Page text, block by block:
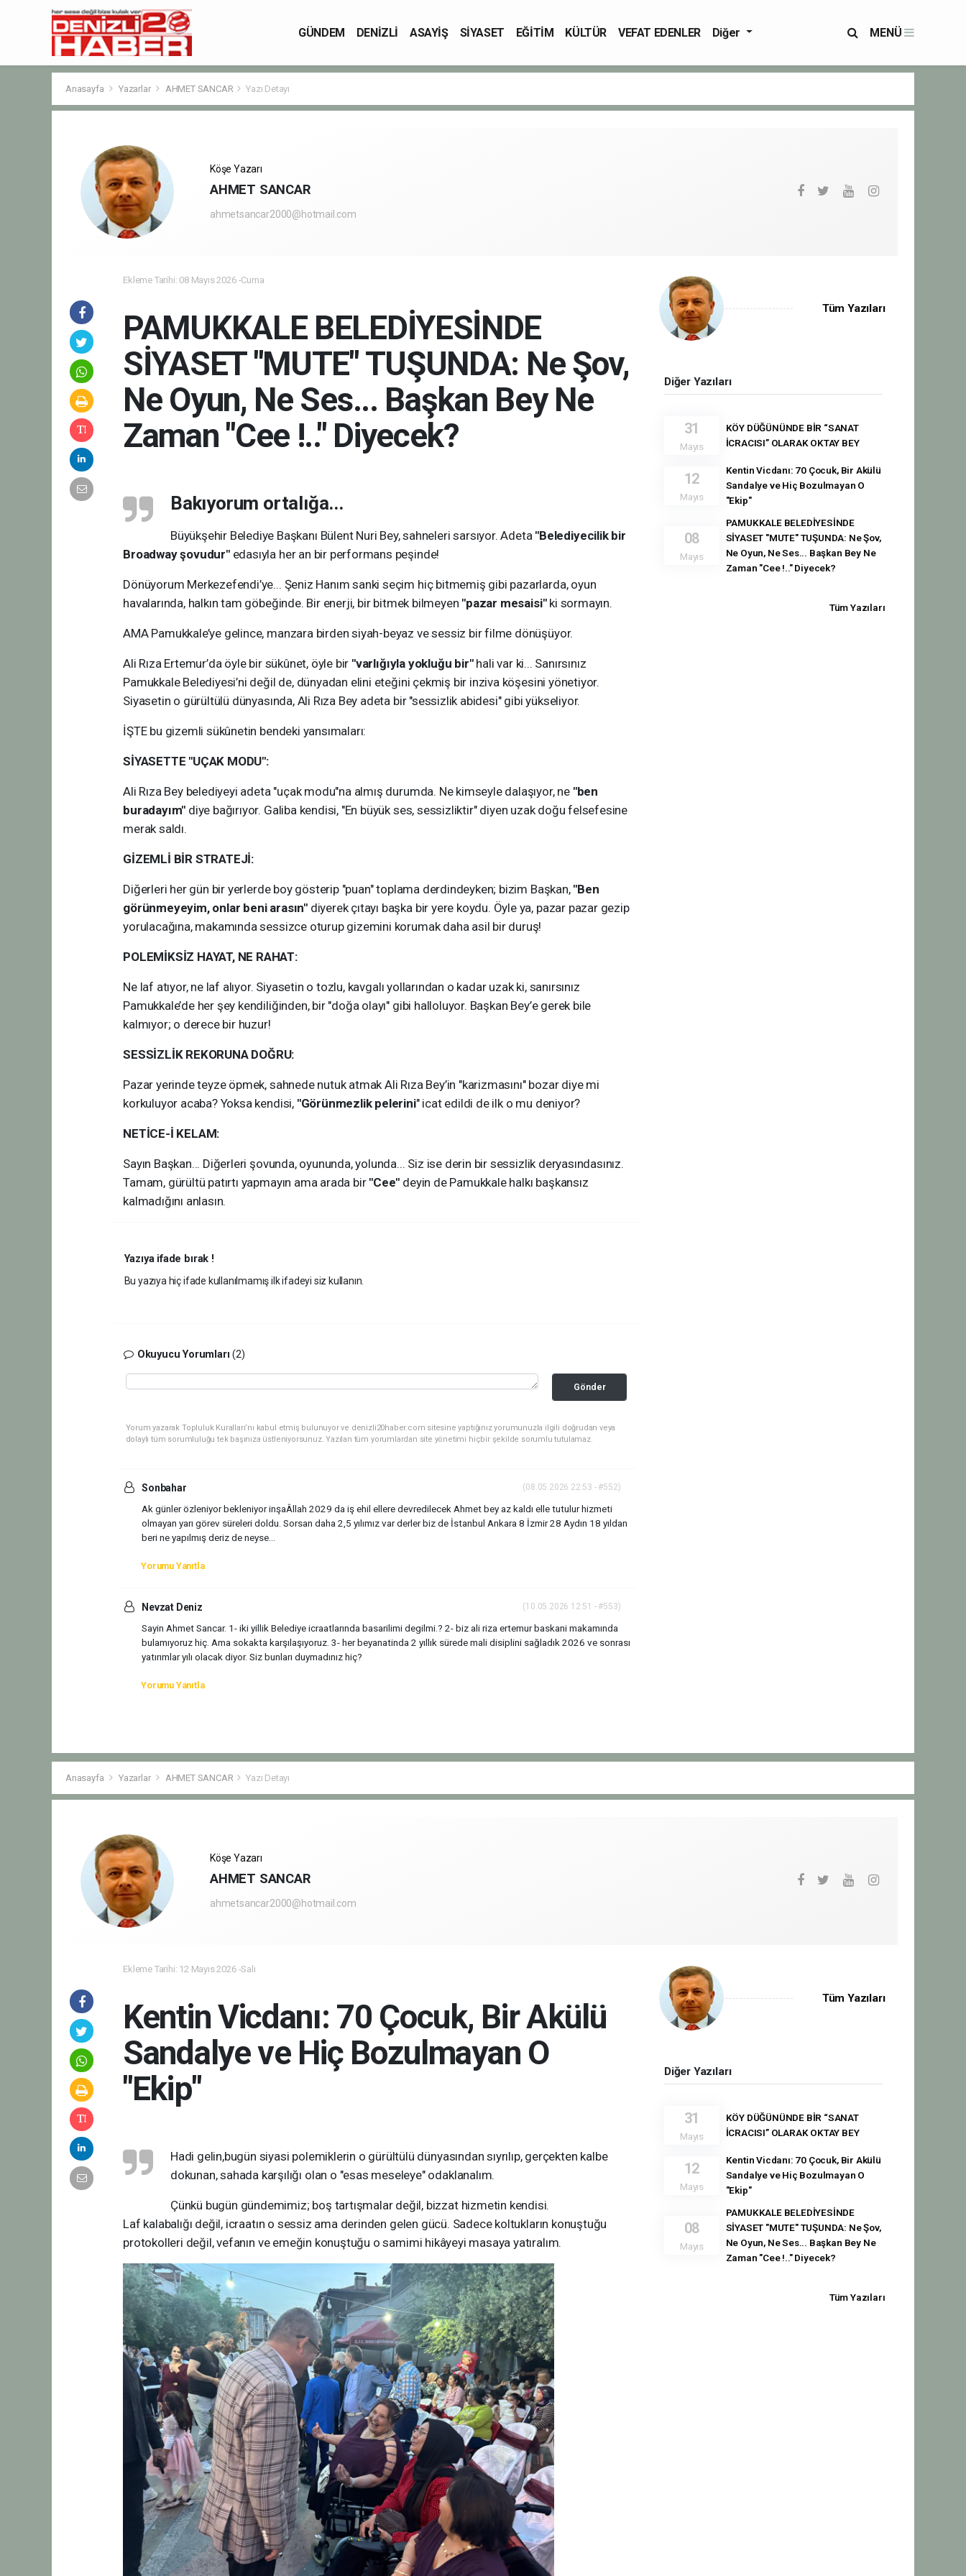
GÜNDEM DENİZLİ ASAYİŞ SİYASET EĞİTİM KÜLTÜR VEFAT EDENLER Diğer MENÜ
Anasayfa Yazarlar AHMET SANCAR Yazı Detayı
Köşe Yazarı
AHMET SANCAR
ahmetsancar2000@hotmail.com
Ekleme Tarihi: 08 Mayıs 2026 -Cuma
PAMUKKALE BELEDİYESİNDE
SİYASET "MUTE" TUŞUNDA: Ne Şov,
Ne Oyun, Ne Ses... Başkan Bey Ne
Zaman "Cee !.." Diyecek?
Bakıyorum ortalığa...
Büyükşehir Belediye Başkanı Bülent Nuri Bey, sahneleri sarsıyor. Adeta "Belediyecilik bir
Broadway şovudur"edasıyla her an bir performans peşinde!
Dönüyorum Merkezefendi’ye... Şeniz Hanım sanki seçim hiç bitmemiş gibi pazarlarda, oyun
havalarında, halkın tam göbeğinde. Bir enerji, bir bitmek bilmeyen "pazar mesaisi"ki sormayın.
AMA Pamukkale’ye gelince, manzara birden siyah-beyaz ve sessiz bir filme dönüşüyor.
Ali Rıza Ertemur’da öyle bir sükûnet, öyle bir "varlığıyla yokluğu bir"hali var ki... Sanırsınız
Pamukkale Belediyesi’ni değil de, dünyadan elini eteğini çekmiş bir inziva köşesini yönetiyor.
Siyasetin o gürültülü dünyasında, Ali Rıza Bey adeta bir "sessizlik abidesi" gibi yükseliyor.
İŞTE bu gizemli sükûnetin bendeki yansımaları:
SİYASETTE "UÇAK MODU":
Ali Rıza Bey belediyeyi adeta "uçak modu"na almış durumda. Ne kimseyle dalaşıyor, ne "ben
buradayım" diye bağırıyor. Galiba kendisi, "En büyük ses, sessizliktir" diyen uzak doğu felsefesine
merak saldı.
GİZEMLİ BİR STRATEJİ:
Diğerleri her gün bir yerlerde boy gösterip "puan" toplama derdindeyken; bizim Başkan, "Ben
görünmeyeyim, onlar beni arasın"diyerek çıtayı başka bir yere koydu. Öyle ya, pazar pazar gezip
yorulacağına, makamında sessizce oturup gizemini korumak daha asil bir duruş!
POLEMİKSİZ HAYAT, NE RAHAT:
Ne laf atıyor, ne laf alıyor. Siyasetin o tozlu, kavgalı yollarından o kadar uzak ki, sanırsınız
Pamukkale’de her şey kendiliğinden, bir "doğa olayı" gibi halloluyor. Başkan Bey’e gerek bile
kalmıyor; o derece bir huzur!
SESSİZLİK REKORUNA DOĞRU:
Pazar yerinde teyze öpmek, sahnede nutuk atmak Ali Rıza Bey’in "karizmasını" bozar diye mi
korkuluyor acaba? Yoksa kendisi,"Görünmezlik pelerini" icat edildi de ilk o mu deniyor?
NETİCE-İ KELAM:
Sayın Başkan... Diğerleri şovunda, oyununda, yolunda... Siz ise derin bir sessizlik deryasındasınız.
Tamam, gürültü patırtı yapmayın ama arada bir "Cee" deyin de Pamukkale halkı başkansız
kalmadığını anlasın.
Yazıya ifade bırak !
Bu yazıya hiç ifade kullanılmamış ilk ifadeyi siz kullanın.
Okuyucu Yorumları(2)
Gönder
Yorum yazarak Topluluk Kuralları’nı kabul etmiş bulunuyor ve denizli20haber.com sitesine yaptığınız yorumunuzla ilgili doğrudan veya
dolaylı tüm sorumluluğu tek başınıza üstleniyorsunuz. Yazılan tüm yorumlardan site yönetimi hiçbir şekilde sorumlu tutulamaz.
Sonbahar (08.05.2026 22:53 - #552)
Ak günler özleniyor bekleniyor inşaÂllah 2029 da iş ehil ellere devredilecek Ahmet bey az kaldı elle tutulur hizmeti
olmayan yarı görev süreleri doldu. Sorsan daha 2,5 yılımız var derler biz de İstanbul Ankara 8 İzmir 28 Aydın 18 yıldan
beri ne yapılmış deriz de neyse...
Yorumu Yanıtla
Nevzat Deniz (10.05.2026 12:51 - #553)
Sayin Ahmet Sancar. 1- iki yillik Belediye icraatlarında basarilimi degilmi.? 2- biz ali riza ertemur baskani makamında
bulamıyoruz hiç. Ama sokakta karşılaşıyoruz. 3- her beyanatinda 2 yıllık sürede mali disiplini sağladık 2026 ve sonrası
yatırımlar yılı olacak diyor. Siz bunları duymadınız hiç?
Yorumu Yanıtla
Tüm Yazıları
Diğer Yazıları
31
Mayıs
KÖY DÜĞÜNÜNDE BİR “SANAT
İCRACISI” OLARAK OKTAY BEY
12
Mayıs
Kentin Vicdanı: 70 Çocuk, Bir Akülü
Sandalye ve Hiç Bozulmayan O
"Ekip"
08
Mayıs
PAMUKKALE BELEDİYESİNDE
SİYASET "MUTE" TUŞUNDA: Ne Şov,
Ne Oyun, Ne Ses... Başkan Bey Ne
Zaman "Cee !.." Diyecek?
Tüm Yazıları
Anasayfa Yazarlar AHMET SANCAR Yazı Detayı
Köşe Yazarı
AHMET SANCAR
ahmetsancar2000@hotmail.com
Ekleme Tarihi: 12 Mayıs 2026 -Salı
Kentin Vicdanı: 70 Çocuk, Bir Akülü
Sandalye ve Hiç Bozulmayan O
"Ekip"
Hadi gelin,bugün siyasi polemiklerin o gürültülü dünyasından sıyrılıp, gerçekten kalbe
dokunan, sahada karşılığı olan o "esas meseleye" odaklanalım.
Çünkü bugün gündemimiz; boş tartışmalar değil, bizzat hizmetin kendisi.
Laf kalabalığı değil, icraatın o sessiz ama derinden gelen gücü. Sadece koltukların konuştuğu
protokolleri değil, vefanın ve emeğin konuştuğu o samimi hikâyeyi masaya yatıralım.
Tüm Yazıları
Diğer Yazıları
31
Mayıs
KÖY DÜĞÜNÜNDE BİR “SANAT
İCRACISI” OLARAK OKTAY BEY
12
Mayıs
Kentin Vicdanı: 70 Çocuk, Bir Akülü
Sandalye ve Hiç Bozulmayan O
"Ekip"
08
Mayıs
PAMUKKALE BELEDİYESİNDE
SİYASET "MUTE" TUŞUNDA: Ne Şov,
Ne Oyun, Ne Ses... Başkan Bey Ne
Zaman "Cee !.." Diyecek?
Tüm Yazıları